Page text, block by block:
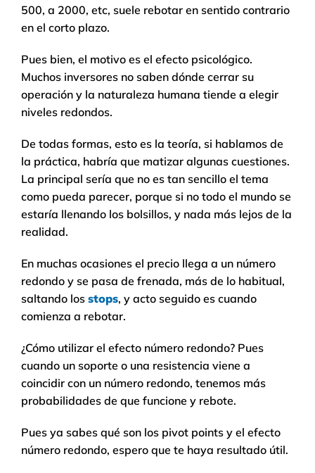
500, a 2000, etc, suele rebotar en sentido contrario
en el corto plazo.
Pues bien, el motivo es el efecto psicológico.
Muchos inversores no saben dónde cerrar su
operación y la naturaleza humana tiende a elegir
niveles redondos.
De todas formas, esto es la teoría, si hablamos de
la práctica, habría que matizar algunas cuestiones.
La principal sería que no es tan sencillo el tema
como pueda parecer, porque si no todo el mundo se
estaría llenando los bolsillos, y nada más lejos de la
realidad.
En muchas ocasiones el precio llega a un número
redondo y se pasa de frenada, más de lo habitual,
saltando los stops, y acto seguido es cuando
comienza a rebotar.
¿Cómo utilizar el efecto número redondo? Pues
cuando un soporte o una resistencia viene a
coincidir con un número redondo, tenemos más
probabilidades de que funcione y rebote.
Pues ya sabes qué son los pivot points y el efecto
número redondo, espero que te haya resultado útil.